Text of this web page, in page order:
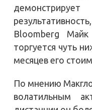
Bloomberg
торгуется чуть
месяцев его
По мнению
волатильным